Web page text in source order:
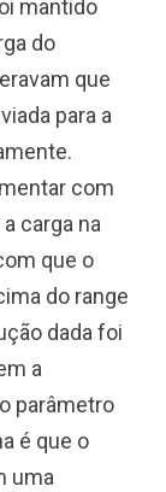
mantido
do
que
para a
com
carga na
que o
do range
dada foi
a
parâmetro
é que o
uma